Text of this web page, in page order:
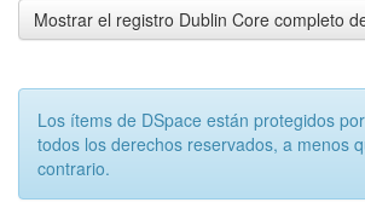
Mostrar el registro Dublin Core completo
Los ítems de DSpace están protegidos
todos los derechos reservados, a menos
contrario.